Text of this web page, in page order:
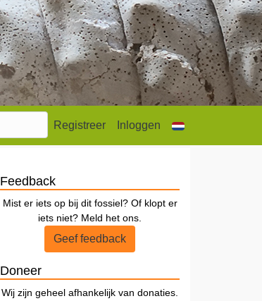
Registreer Inloggen
Feedback
Mist er iets op bij dit fossiel? Of klopt er
iets niet? Meld het ons.
Geef feedback
Doneer
Wij zijn geheel afhankelijk van donaties.